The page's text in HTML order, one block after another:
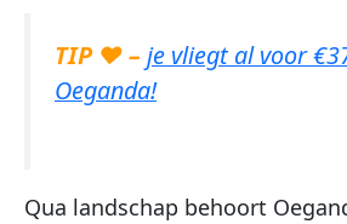
TIP ♥ – je vliegt al voor
Oeganda!
Qua landschap behoort